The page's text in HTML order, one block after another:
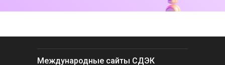
Международные сайты СДЭК